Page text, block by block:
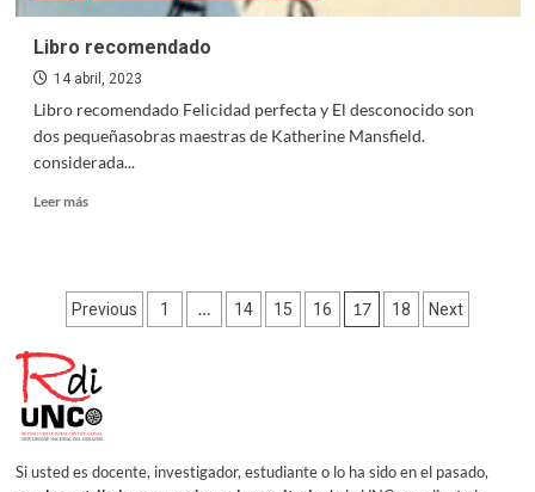
Libro recomendado
14 abril, 2023
Libro recomendado Felicidad perfecta y El desconocido son
dos pequeñasobras maestras de Katherine Mansfield.
considerada...
Leer másRead
recomendado
Paginación
de
entradas
Previous 1 … 14 15 16 17 18 Next
Si usted es docente, investigador, estudiante o lo ha sido en el pasado,